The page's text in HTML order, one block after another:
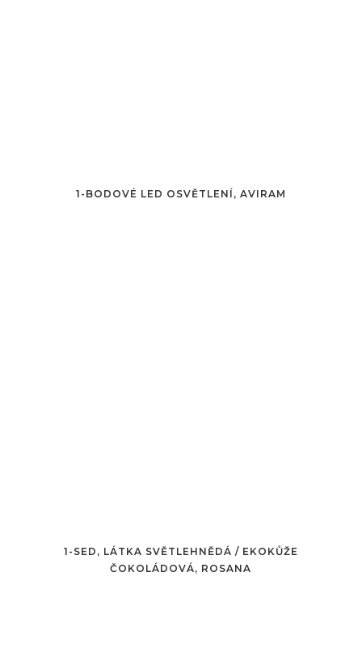
1-BODOVÉ LED OSVĚTLENÍ, AVIRAM
1-SED, LÁTKA SVĚTLEHNĚDÁ / EKOKŮŽE
ČOKOLÁDOVÁ, ROSANA